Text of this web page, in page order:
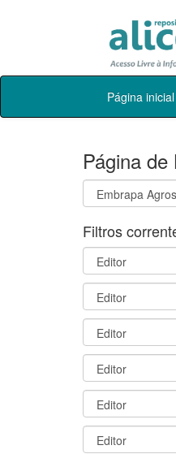
Skip
Página inicial
Página de
Filtros